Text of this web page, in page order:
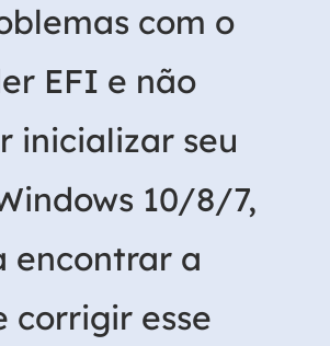
com o
EFI e não
inicializar seu
10/8/7,
encontrar a
corrigir esse